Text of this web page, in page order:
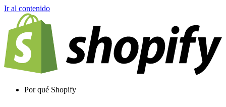
Ir al contenido
Por qué Shopify